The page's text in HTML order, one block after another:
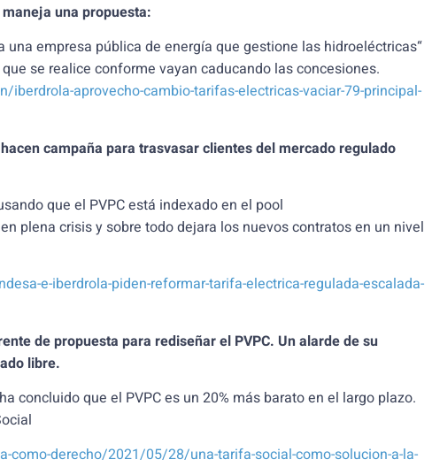
una propuesta:
una empresa pública de energía que gestione las hidroeléctricas“
se realice conforme vayan caducando las concesiones.
aprovecho-cambio-tarifas-electricas-vaciar-79-principal-
campaña para trasvasar clientes del mercado regulado
que el PVPC está indexado en el pool
plena crisis y sobre todo dejara los nuevos contratos en un nivel
e-iberdrola-piden-reformar-tarifa-electrica-regulada-escalada-
de propuesta para rediseñar el PVPC. Un alarde de su
libre.
concluido que el PVPC es un 20% más barato en el largo plazo.
como-derecho/2021/05/28/una-tarifa-social-como-solucion-a-la-